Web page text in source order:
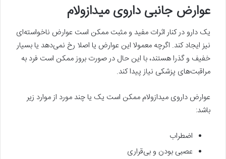
عوارض جانبی داروی میدازولام
یک دارو در کنار اثرات مفید و مثبت ممکن است عوارض ناخواسته‌ای
نیز ایجاد کند. اگرچه معمولا این عوارض یا اصلا رخ نمی‌دهد یا بسیار
خفیف و گذرا هستند، با این حال در صورت بروز ممکن است فرد به
مراقبت‌های پزشکی نیاز پیدا کند.
عوارض داروی میدازولام ممکن است یک یا چند مورد از موارد زیر
باشد:
اضطراب
عصبی بودن و بی‌قراری